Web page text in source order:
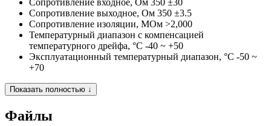
Сопротивление выходное, Ом 350 ±3.5
Сопротивление изоляции, МОм >2,000
Температурный диапазон с компенсацией
температурного дрейфа, °C -40 ~ +50
Эксплуатационный температурный диапазон, °C -50 ~
+70
Показать полностью ↓
Файлы